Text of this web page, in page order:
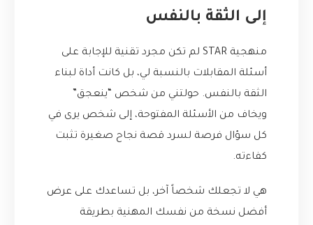
إلى الثقة بالنفس
منهجية STAR لم تكن مجرد تقنية للإجابة على
أسئلة المقابلات بالنسبة لي، بل كانت أداة لبناء
الثقة بالنفس. حولتني من شخص “ينعجق”
ويخاف من الأسئلة المفتوحة، إلى شخص يرى في
كل سؤال فرصة لسرد قصة نجاح صغيرة تثبت
كفاءته.
هي لا تجعلك شخصاً آخر، بل تساعدك على عرض
أفضل نسخة من نفسك المهنية بطريقة